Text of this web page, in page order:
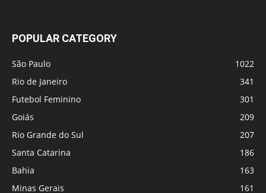
POPULAR CATEGORY
São Paulo
1022
Rio de Janeiro
341
Futebol Feminino
301
Goiás
209
Rio Grande do Sul
207
Santa Catarina
186
Bahia
163
Minas Gerais
161